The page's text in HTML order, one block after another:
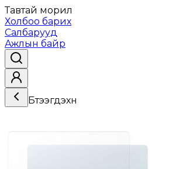
Тавтай морил
Холбоо барих
Салбарууд
Ажлын байр
Бүтээгдэхүүн